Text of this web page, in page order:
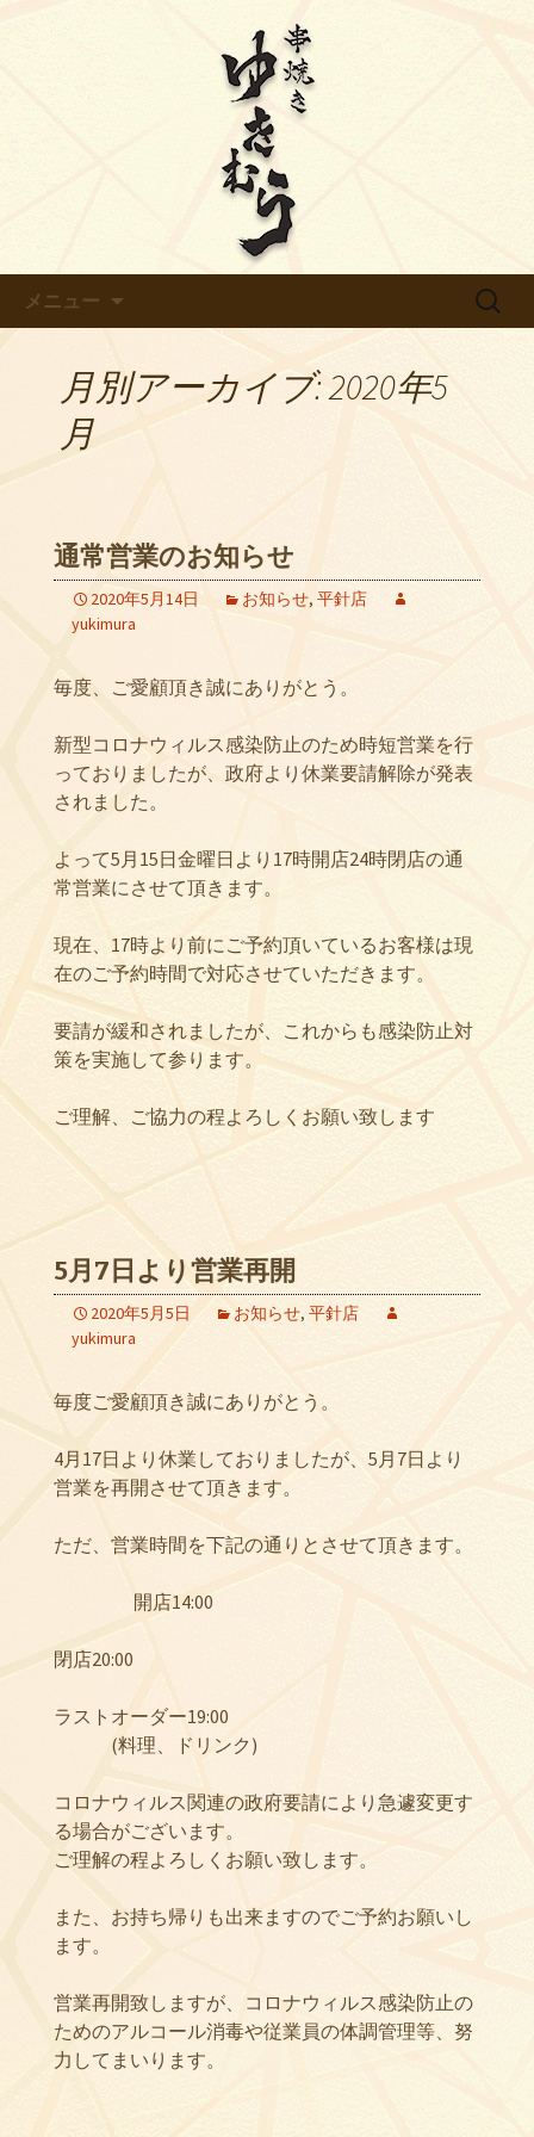
天白区平針の炭火焼き鳥【ゆき
むら】のブログ
【ゆきむら】のブログです
メニュー
検
月別アーカイブ: 2020年5
月
通常営業のお知らせ
2020年5月14日 お知らせ, 平針店
yukimura
毎度、ご愛顧頂き誠にありがとう。
新型コロナウィルス感染防止のため時短営業を行
っておりましたが、政府より休業要請解除が発表
されました。
よって5月15日金曜日より17時開店24時閉店の通
常営業にさせて頂きます。
現在、17時より前にご予約頂いているお客様は現
在のご予約時間で対応させていただきます。
要請が緩和されましたが、これからも感染防止対
策を実施して参ります。
ご理解、ご協力の程よろしくお願い致します
5月7日より営業再開
2020年5月5日 お知らせ, 平針店
yukimura
毎度ご愛顧頂き誠にありがとう。
4月17日より休業しておりましたが、5月7日より
営業を再開させて頂きます。
ただ、営業時間を下記の通りとさせて頂きます。
開店14:00
閉店20:00
ラストオーダー19:00
(料理、ドリンク)
コロナウィルス関連の政府要請により急遽変更す
る場合がございます。
ご理解の程よろしくお願い致します。
また、お持ち帰りも出来ますのでご予約お願いし
ます。
営業再開致しますが、コロナウィルス感染防止の
ためのアルコール消毒や従業員の体調管理等、努
力してまいります。